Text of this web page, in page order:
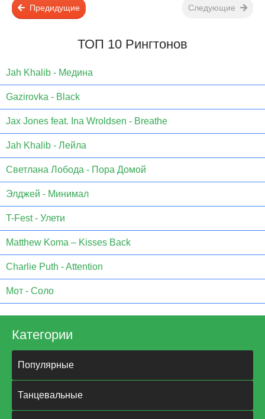
Следующие
Предидущие
ТОП 10 Рингтонов
Jаh Khаlib - Медина
Gazirovka - Black
Jax Jones feat. Ina Wroldsen - Breathe
Jah Khalib - Лейла
Светлана Лобода - Пора Домой
Элджей - Минимал
T-Fest - Улети
Matthew Koma – Kisses Back
Charlie Puth - Attention
Мот - Соло
Категории
Популярные
Танцевальные